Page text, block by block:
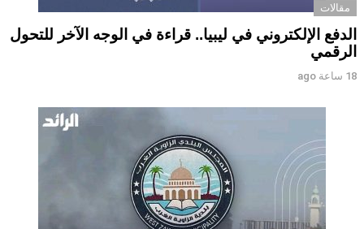
مقالات
الدفع الإلكتروني في ليبيا.. قراءة في الوجه الآخر للتحول
الرقمي ‏
18 ساعة ago